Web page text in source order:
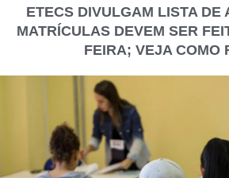
ETECS DIVULGAM LISTA DE
MATRÍCULAS DEVEM SER
FEIRA; VEJA COMO